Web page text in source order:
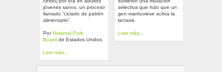
jóvenes sanos, un proceso
llamado “ciclado de patrón
alimentario”.
PorNational Pork
Board de Estados Unidos
Leer más...
selectiva que hizo que un
gen mantuviese activa la
lactasa.
Leer más...